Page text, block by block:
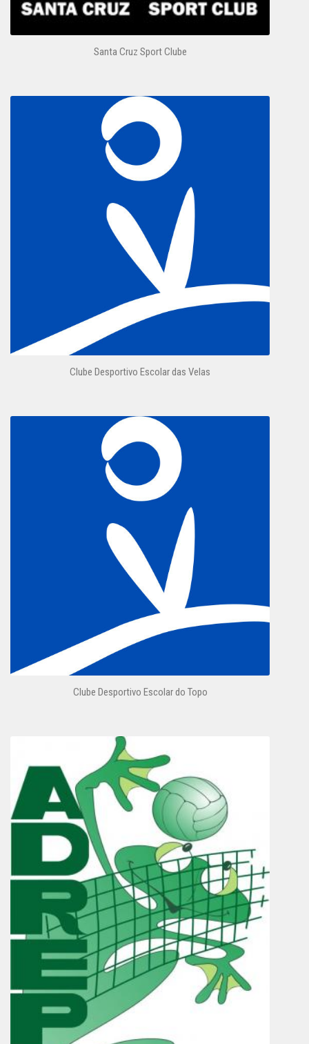
Santa Cruz Sport Clube
Clube Desportivo Escolar das Velas
Clube Desportivo Escolar do Topo